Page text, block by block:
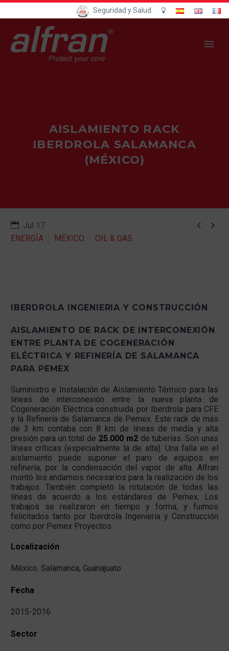
Seguridad y Salud
AISLAMIENTO RACK
IBERDROLA SALAMANCA
(MÉXICO)
 
Jul 17
ENERGÍA
MÉXICO OIL & GAS
IBERDROLA INGENIERIA Y CONSTRUCCIÓN
AISLAMIENTO DE RACK DE INTERCONEXIÓN
ENTRE PLANTA DE COGENERACIÓN
ELÉCTRICA Y REFINERÍA DE SALAMANCA
PARA PEMEX
Suministro e Instalación de Aislamiento Térmico para las
líneas de interconexión entre la nueva planta de
Cogeneración Eléctrica construida por Iberdrola para CFE
y la Refinería de Salamanca de Pemex. Este rack de más
de 3 km contaba con 8 km de líneas de media y alta
presión para un total de 25.000 m2de tuberías. Son unas
líneas críticas (especialmente la de alta). Una falla en el
aislamiento puede suponer el paro de equipos en
refinería, por la condensación del vapor de alta. Alfran
montó los andamios necesarios para la realización de los
trabajos. También completó la rotulación de todas las
líneas de acuerdo a los estándares de Pemex. Los
trabajos se realizaron en tiempo y forma, y fuimos
felicitados tanto por Iberdrola Ingeniería y Construcción
como por Pemex Proyectos.
Localización
México. Salamanca, Guanajuato
Fecha
2015-2016
Sector